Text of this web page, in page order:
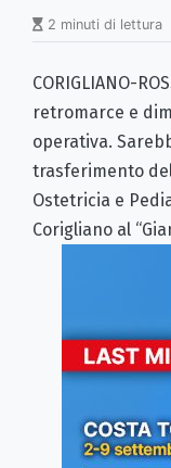
2 minuti di lettura
CORIGLIANO-
retromarce e
operativa.
trasferimento
Ostetricia e
Corigliano al